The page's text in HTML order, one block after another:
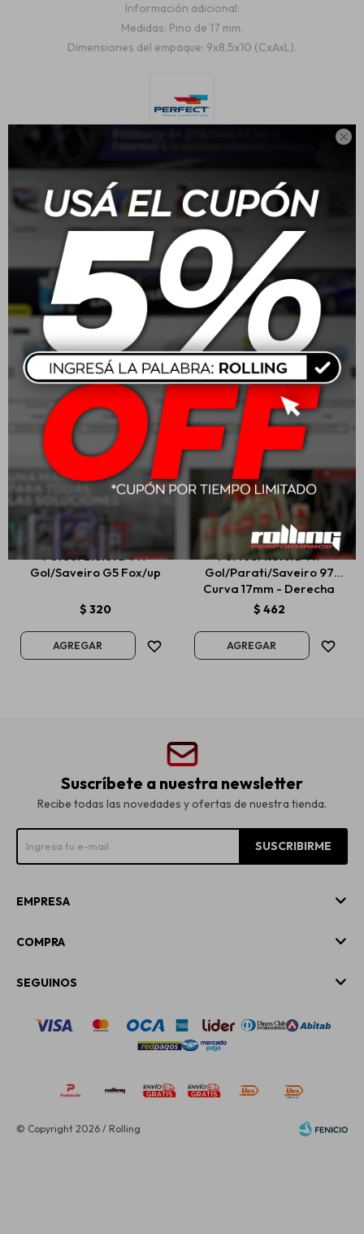

Información adicional:
Medidas: Pino de 17 mm.
Dimensiones del empaque: 9x8,5x10 (CxAxL).
Este artículo está agotado.
Productos que te pueden interesar
Pefect Bieleta VW
Gol/Saveiro G5 Fox/up
$ 320
Perfect Rotula Vw
Gol/Parati/Saveiro 97
Curva 17mm - Derecha
$ 462
Suscríbete a nuestra newsletter
Recibe todas las novedades y ofertas de nuestra tienda.
SUSCRIBIRME
EMPRESA
COMPRA
SEGUINOS
© Copyright 2026 / Rolling